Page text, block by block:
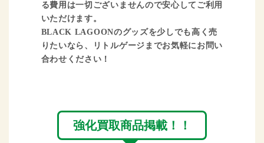
る費用は一切ございませんので安心してご利用
いただけます。
BLACK LAGOONのグッズを少しでも高く売
りたいなら、リトルゲージまでお気軽にお問い
合わせください！
強化買取商品掲載！！